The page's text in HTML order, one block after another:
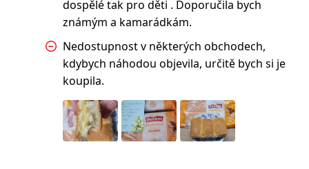
dospělé tak pro děti . Doporučila bych
známým a kamarádkám.
Nedostupnost v některých obchodech,
kdybych náhodou objevila, určitě bych si je
koupila.